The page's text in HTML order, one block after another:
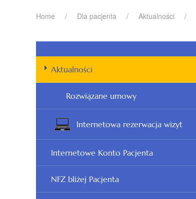
Home Dla pacjenta Aktualności
Aktualności
Rozwiązane umowy
Internetowa rezerwacja wizyt
Internetowe Konto Pacjenta
NFZ bliżej Pacjenta